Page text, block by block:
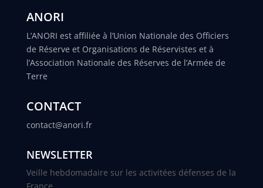
ANORI
L’ANORI est affiliée à l’Union Nationale des Officiers
de Réserve et Organisations de Réservistes et à
l’Association Nationale des Réserves de l’Armée de
Terre
CONTACT
contact@anori.fr
NEWSLETTER
Veille hebdomadaire sur les activitées défenses de la